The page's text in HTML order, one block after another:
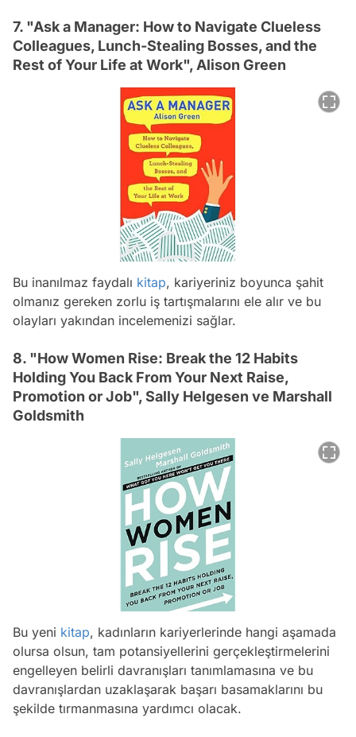
7. "Ask a Manager: How to Navigate Clueless
Colleagues, Lunch-Stealing Bosses, and the
Rest of Your Life at Work", Alison Green
Bu inanılmaz faydalı kitap, kariyeriniz boyunca şahit
olmanız gereken zorlu iş tartışmalarını ele alır ve bu
olayları yakından incelemenizi sağlar.
8. "How Women Rise: Break the 12 Habits
Holding You Back From Your Next Raise,
Promotion or Job", Sally Helgesen ve Marshall
Goldsmith
Bu yeni kitap, kadınların kariyerlerinde hangi aşamada
olursa olsun, tam potansiyellerini gerçekleştirmelerini
engelleyen belirli davranışları tanımlamasına ve bu
davranışlardan uzaklaşarak başarı basamaklarını bu
şekilde tırmanmasına yardımcı olacak.